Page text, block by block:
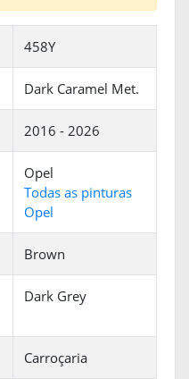
458Y
Dark Caramel Met.
2016 - 2026
Opel
Todas as pinturas
Opel
Brown
Dark Grey
Carroçaria